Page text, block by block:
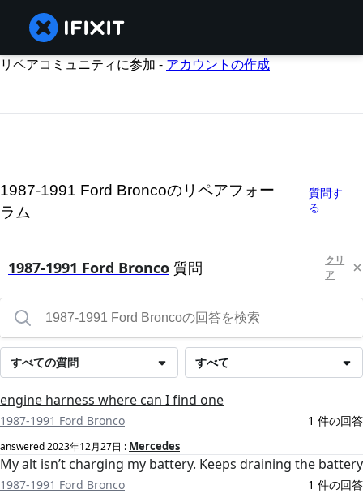
リペアコミュニティに参加 - アカウントの作成
1987-1991 Ford Broncoのリペアフォー
ラム
質問す
る
1987-1991 Ford Bronco 質問
クリ
ア
すべて
すべての質問
engine harness where can I find one
1987-1991 Ford Bronco 1 件の回答
answered2023年12月27日 : Mercedes
My alt isn’t charging my battery. Keeps draining the battery
1987-1991 Ford Bronco 1 件の回答